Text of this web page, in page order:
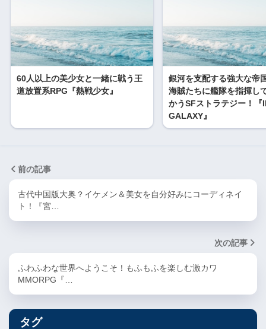
60人以上の美少女と一緒に戦う王
道放置系RPG『熱戦少女』
銀河を支配する強大な帝
海賊たちに艦隊を指揮し
かうSFストラテジー！『
GALAXY』
前の記事
古代中国版大奥？イケメン＆美女を自分好みにコーディネイ
ト！『宮…
次の記事
ふわふわな世界へようこそ！もふもふを楽しむ激カワ
MMORPG『…
タグ